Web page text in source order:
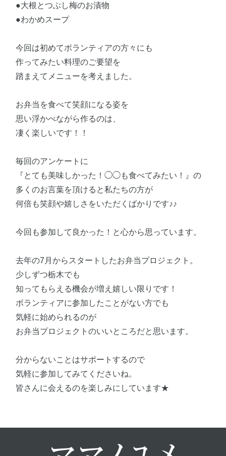
●大根とつぶし梅のお漬物
●わかめスープ
今回は初めてボランティアの方々にも
作ってみたい料理のご要望を
踏まえてメニューを考えました。
お弁当を食べて笑顔になる姿を
思い浮かべながら作るのは、
凄く楽しいです！！
毎回のアンケートに
『とても美味しかった！◯◯も食べてみたい！』の
多くのお言葉を頂けると私たちの方が
何倍も笑顔や嬉しさをいただくばかりです♪♪
今回も参加して良かった！と心から思っています。
去年の7月からスタートしたお弁当プロジェクト。
少しずつ栃木でも
知ってもらえる機会が増え嬉しい限りです！
ボランティアに参加したことがない方でも
気軽に始められるのが
お弁当プロジェクトのいいところだと思います。
分からないことはサポートするので
気軽に参加してみてくださいね。
皆さんに会えるのを楽しみにしています★